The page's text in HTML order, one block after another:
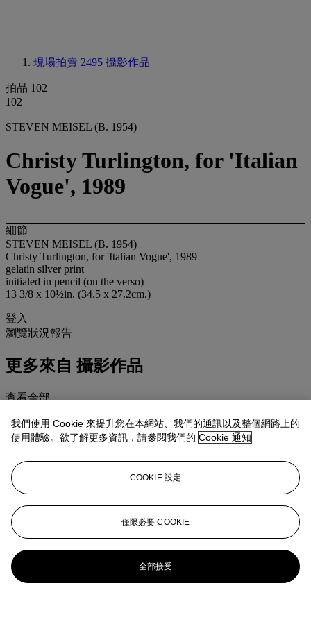
現場拍賣 2495 攝影作品
拍品 102
102
STEVEN MEISEL (B. 1954)
Christy Turlington, for 'Italian
Vogue', 1989
細節
STEVEN MEISEL (B. 1954)
Christy Turlington, for 'Italian Vogue', 1989
gelatin silver print
initialed in pencil (on the verso)
13 3/8 x 10½in. (34.5 x 27.2cm.)
登入
瀏覽狀況報告
更多來自 攝影作品
查看全部
我們使用 Cookie 來提升您在本網站、我們的通訊以及整個網路上的
使用體驗。欲了解更多資訊，請參閱我們的 Cookie 通知
COOKIE 設定
僅限必要 COOKIE
全部接受